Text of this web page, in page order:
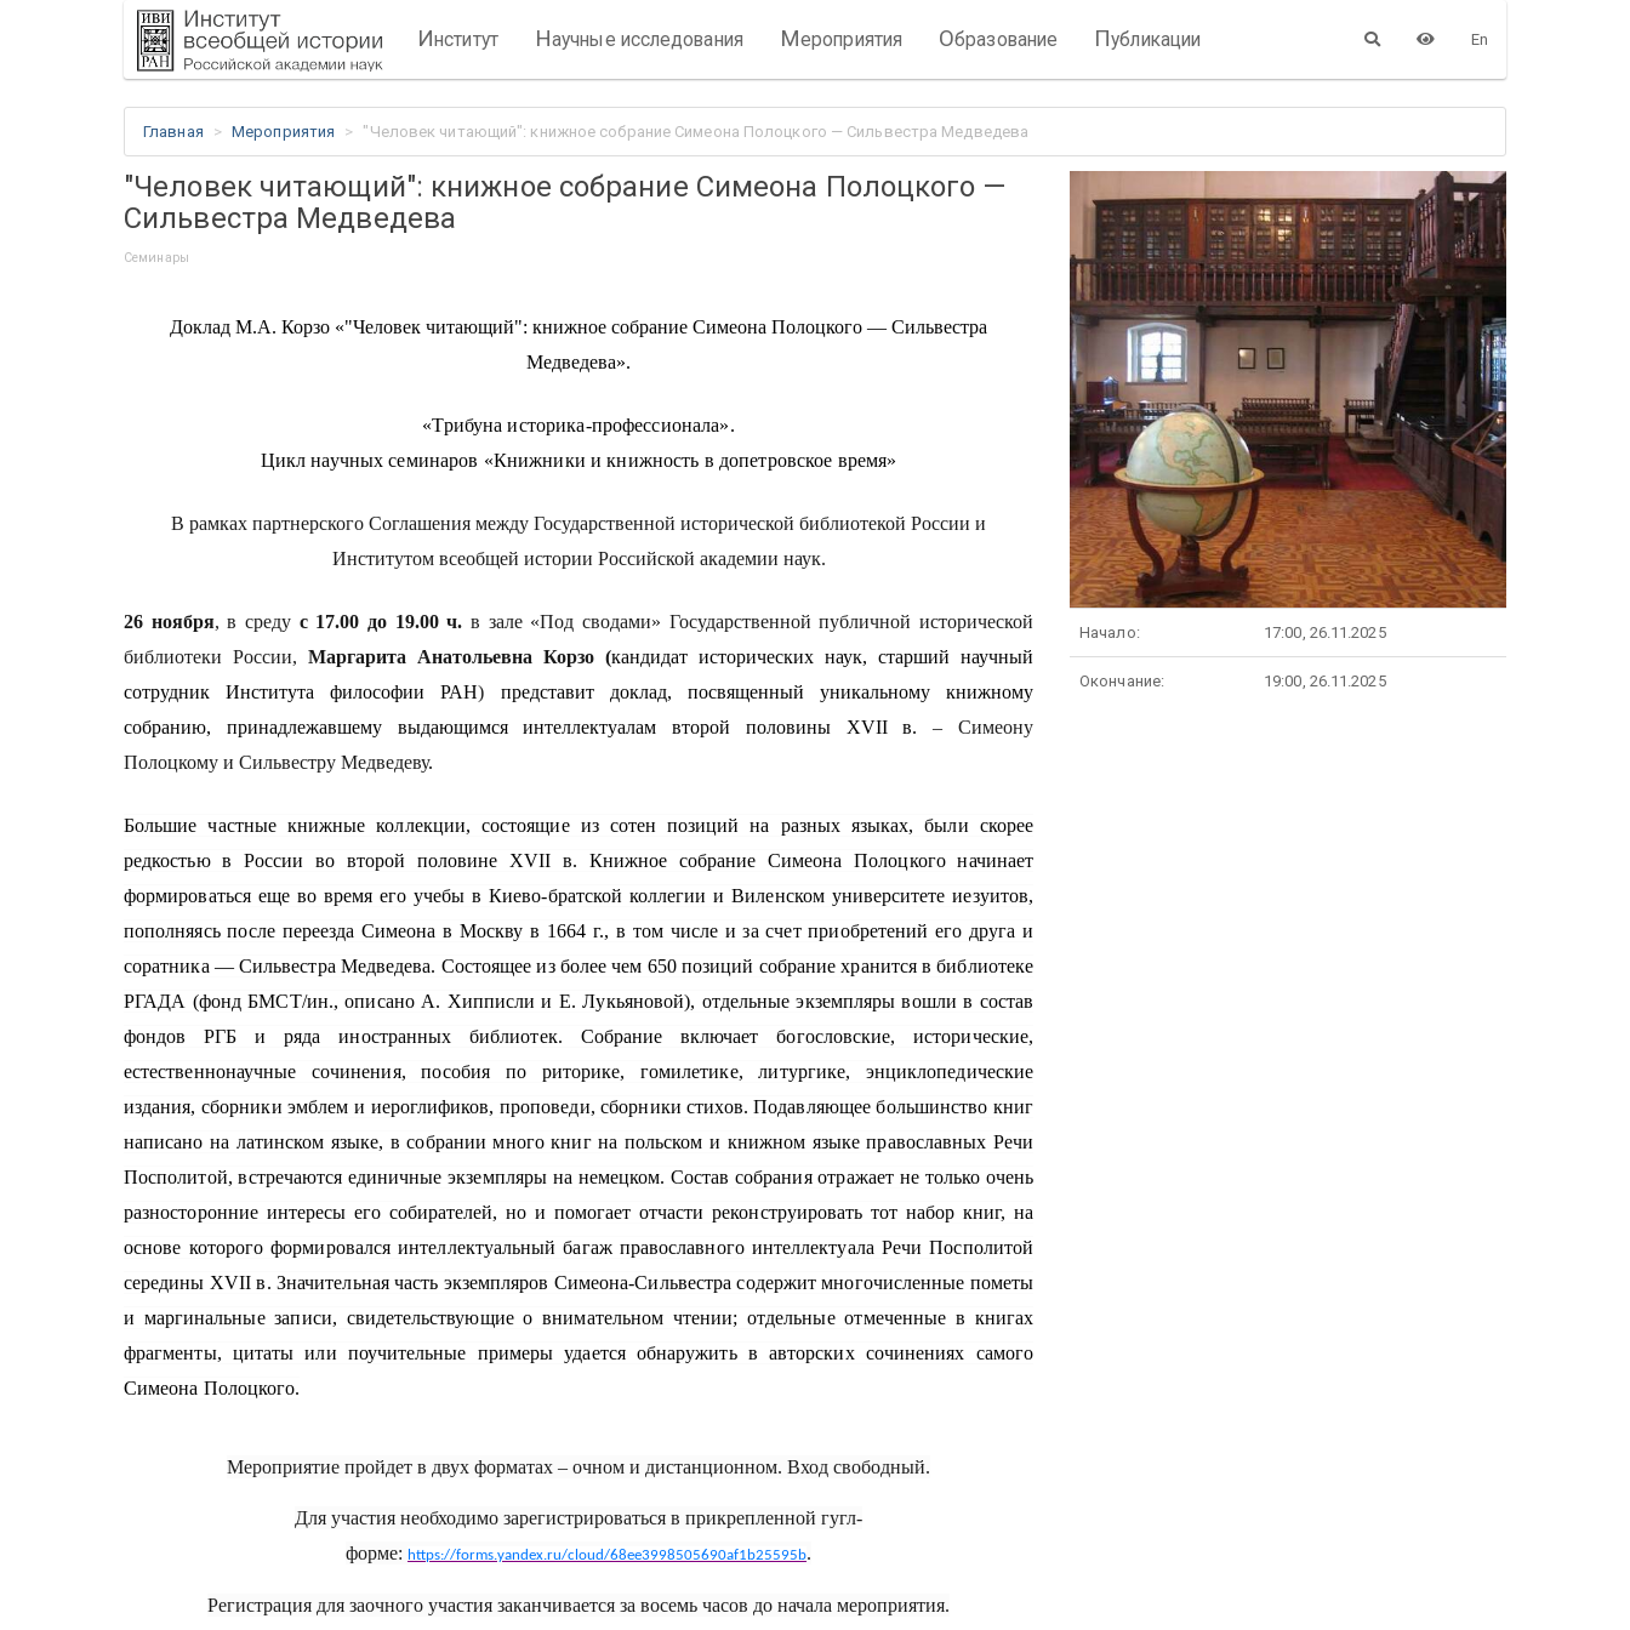
Институт Научные исследования Мероприятия Образование Публикации En
Главная Мероприятия "Человек читающий": книжное собрание Симеона Полоцкого — Сильвестра Медведева
"Человек читающий": книжное собрание Симеона Полоцкого —
Сильвестра Медведева
Семинары
Доклад М.А. Корзо «"Человек читающий": книжное собрание Симеона Полоцкого — Сильвестра
Медведева».
«Трибуна историка-профессионала».
Цикл научных семинаров «Книжники и книжность в допетровское время»
В рамках партнерского Соглашения между Государственной исторической библиотекой России и
Институтом всеобщей истории Российской академии наук.
26 ноября, в среду с 17.00 до 19.00 ч. в зале «Под сводами» Государственной публичной исторической
библиотеки России, Маргарита Анатольевна Корзо (кандидат исторических наук, старший научный
сотрудник Института философии РАН) представит доклад, посвященный уникальному книжному
собранию, принадлежавшему выдающимся интеллектуалам второй половины XVII в.– Симеону
Полоцкому и Сильвестру Медведеву.
Большие частные книжные коллекции, состоящие из сотен позиций на разных языках, были скорее
редкостью в России во второй половине XVII в. Книжное собрание Симеона Полоцкого начинает
формироваться еще во время его учебы в Киево-братской коллегии и Виленском университете иезуитов,
пополняясь после переезда Симеона в Москву в 1664 г., в том числе и за счет приобретений его друга и
соратника — Сильвестра Медведева. Состоящее из более чем 650 позиций собрание хранится в библиотеке
РГАДА (фонд БМСТ/ин., описано А. Хипписли и Е. Лукьяновой), отдельные экземпляры вошли в состав
фондов РГБ и ряда иностранных библиотек. Собрание включает богословские, исторические,
естественнонаучные сочинения, пособия по риторике, гомилетике, литургике, энциклопедические
издания, сборники эмблем и иероглификов, проповеди, сборники стихов. Подавляющее большинство книг
написано на латинском языке, в собрании много книг на польском и книжном языке православных Речи
Посполитой, встречаются единичные экземпляры на немецком. Состав собрания отражает не только очень
разносторонние интересы его собирателей, но и помогает отчасти реконструировать тот набор книг, на
основе которого формировался интеллектуальный багаж православного интеллектуала Речи Посполитой
середины XVII в. Значительная часть экземпляров Симеона-Сильвестра содержит многочисленные пометы
и маргинальные записи, свидетельствующие о внимательном чтении; отдельные отмеченные в книгах
фрагменты, цитаты или поучительные примеры удается обнаружить в авторских сочинениях самого
Симеона Полоцкого.
Мероприятие пройдет в двух форматах – очном и дистанционном. Вход свободный.
Для участия необходимо зарегистрироваться в прикрепленной гугл-
форме: https://forms.yandex.ru/cloud/68ee3998505690af1b25595b.
Регистрация для заочного участия заканчивается за восемь часов до начала мероприятия.
Начало: 17:00, 26.11.2025
Окончание: 19:00, 26.11.2025